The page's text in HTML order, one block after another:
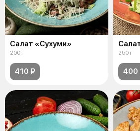
Салат «Сухуми»
200 г
410 ₽
250 г
400